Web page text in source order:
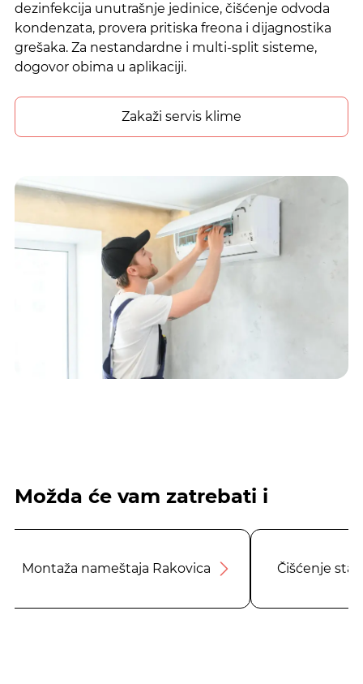
dezinfekcija unutrašnje jedinice, čišćenje odvoda
kondenzata, provera pritiska freona i dijagnostika
grešaka. Za nestandardne i multi-split sisteme,
dogovor obima u aplikaciji.
Zakaži servis klime
Možda će vam zatrebati i
Montaža nameštaja Rakovica Čišćenje